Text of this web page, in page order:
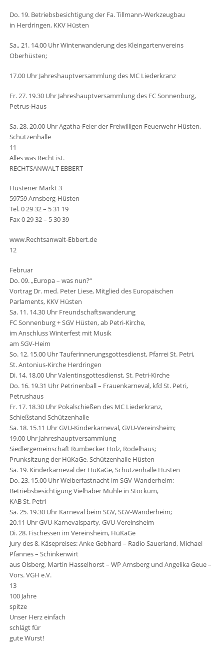
Do. 19. Betriebsbesichtigung der Fa. Tillmann-Werkzeugbau
in Herdringen, KKV Hüsten
Sa., 21. 14.00 Uhr Winterwanderung des Kleingartenvereins
Oberhüsten;
17.00 Uhr Jahreshauptversammlung des MC Liederkranz
Fr. 27. 19.30 Uhr Jahreshauptversammlung des FC Sonnenburg,
Petrus-Haus
Sa. 28. 20.00 Uhr Agatha-Feier der Freiwilligen Feuerwehr Hüsten,
Schützenhalle
11
Alles was Recht ist.
RECHTSANWALT EBBERT
Hüstener Markt 3
59759 Arnsberg-Hüsten
Tel. 0 29 32 – 5 31 19
Fax 0 29 32 – 5 30 39
www.Rechtsanwalt-Ebbert.de
12
Februar
Do. 09. „Europa – was nun?“
Vortrag Dr. med. Peter Liese, Mitglied des Europäischen
Parlaments, KKV Hüsten
Sa. 11. 14.30 Uhr Freundschaftswanderung
FC Sonnenburg + SGV Hüsten, ab Petri-Kirche,
im Anschluss Winterfest mit Musik
am SGV-Heim
So. 12. 15.00 Uhr Tauferinnerungsgottesdienst, Pfarrei St. Petri,
St. Antonius-Kirche Herdringen
Di. 14. 18.00 Uhr Valentinsgottesdienst, St. Petri-Kirche
Do. 16. 19.31 Uhr Petrinenball – Frauenkarneval, kfd St. Petri,
Petrushaus
Fr. 17. 18.30 Uhr Pokalschießen des MC Liederkranz,
Schießstand Schützenhalle
Sa. 18. 15.11 Uhr GVU-Kinderkarneval, GVU-Vereinsheim;
19.00 Uhr Jahreshauptversammlung
Siedlergemeinschaft Rumbecker Holz, Rodelhaus;
Prunksitzung der HüKaGe, Schützenhalle Hüsten
Sa. 19. Kinderkarneval der HüKaGe, Schützenhalle Hüsten
Do. 23. 15.00 Uhr Weiberfastnacht im SGV-Wanderheim;
Betriebsbesichtigung Vielhaber Mühle in Stockum,
KAB St. Petri
Sa. 25. 19.30 Uhr Karneval beim SGV, SGV-Wanderheim;
20.11 Uhr GVU-Karnevalsparty, GVU-Vereinsheim
Di. 28. Fischessen im Vereinsheim, HüKaGe
Jury des 8. Käsepreises: Anke Gebhard – Radio Sauerland, Michael
Pfannes – Schinkenwirt
aus Olsberg, Martin Hasselhorst – WP Arnsberg und Angelika Geue –
Vors. VGH e.V.
13
100 Jahre
spitze
Unser Herz einfach
schlägt für
gute Wurst!